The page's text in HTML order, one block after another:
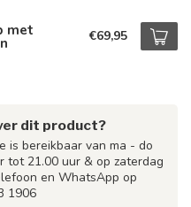
met €69,95
dit product?
is bereikbaar van ma - do
tot 21.00 uur & op zaterdag
en WhatsApp op
1906